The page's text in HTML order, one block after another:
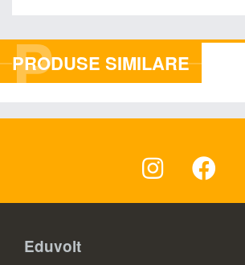
P
PRODUSE SIMILARE
Eduvolt